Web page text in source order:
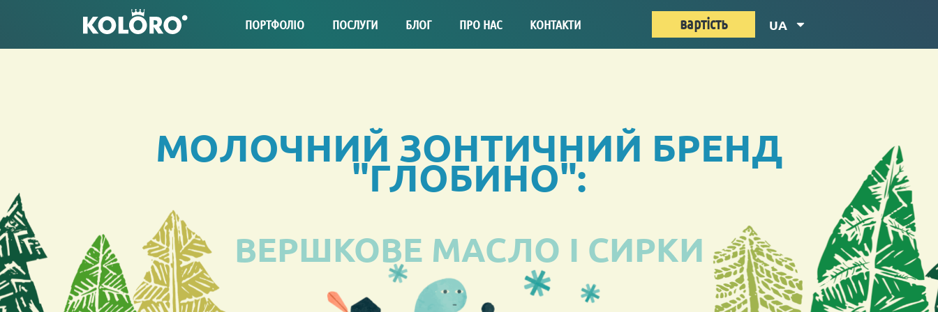
ПОРТФОЛІО ПОСЛУГИ БЛОГ ПРО НАС КОНТАКТИ вартість UA
МОЛОЧНИЙ ЗОНТИЧНИЙ БРЕНД
"ГЛОБИНО":
ВЕРШКОВЕ МАСЛО І СИРКИ